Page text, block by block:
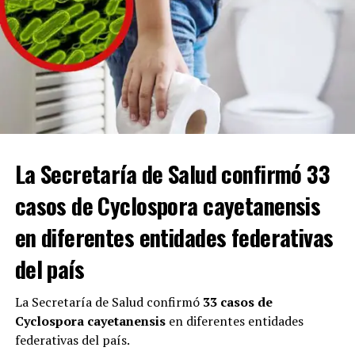
una conferencia en el Departamento de Justicia.
“Esto incluye a miembros del gobierno mexicano que
protegen a los líderes del CJNG de ser entregados a la
justicia y que facilitan el narcotráfico, el lavado de
dinero y la violencia. Las acciones del CJNG han
provocado la muerte de miles de estadounidenses”.
ADVERTISEMENT
La Secretaría de Salud confirmó 33
casos de Cyclospora cayetanensis
en diferentes entidades federativas
del país
La Secretaría de Salud confirmó33 casos de
Cyclospora cayetanensisen diferentes entidades
federativas del país.